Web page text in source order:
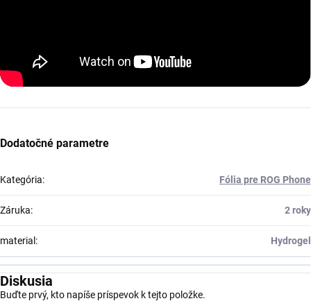
Dodatočné parametre
Kategória: Fólia pre ROG Phone
Záruka: 2 roky
material: Hydrogel
Diskusia
Buďte prvý, kto napíše príspevok k tejto položke.